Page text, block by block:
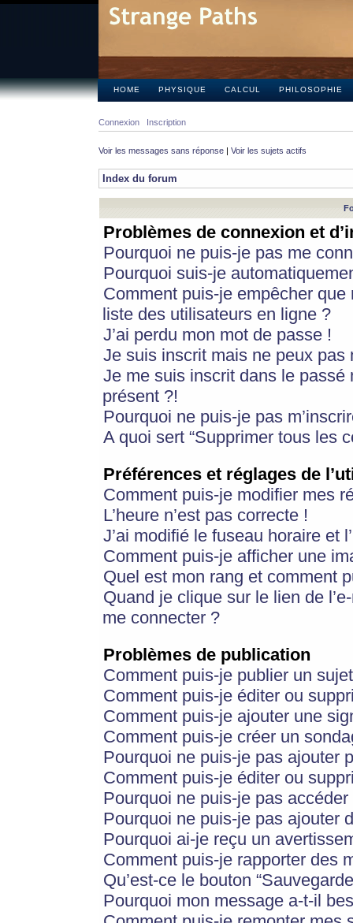
HOME PHYSIQUE CALCUL PHILOSOPHIE
Connexion Inscription
Voir les messages sans réponse | Voir les sujets actifs
Index du forum
Problèmes de connexion et
Pourquoi ne puis-je pas me
Pourquoi suis-je
Comment puis-je empêcher
liste des utilisateurs en ligne ?
J’ai perdu mon mot de passe !
Je suis inscrit mais ne peux pas
Je me suis inscrit dans le
présent ?!
Pourquoi ne puis-je pas
A quoi sert “Supprimer tous les
Préférences et réglages de
Comment puis-je modifier mes
L’heure n’est pas correcte !
J’ai modifié le fuseau horaire et
Comment puis-je afficher une
Quel est mon rang et comment
Quand je clique sur le lien de
me connecter ?
Problèmes de publication
Comment puis-je publier un
Comment puis-je éditer ou
Comment puis-je ajouter une
Comment puis-je créer un
Pourquoi ne puis-je pas ajouter
Comment puis-je éditer ou
Pourquoi ne puis-je pas
Pourquoi ne puis-je pas ajouter
Pourquoi ai-je reçu un
Comment puis-je rapporter des
Qu’est-ce le bouton
Pourquoi mon message a-t-il